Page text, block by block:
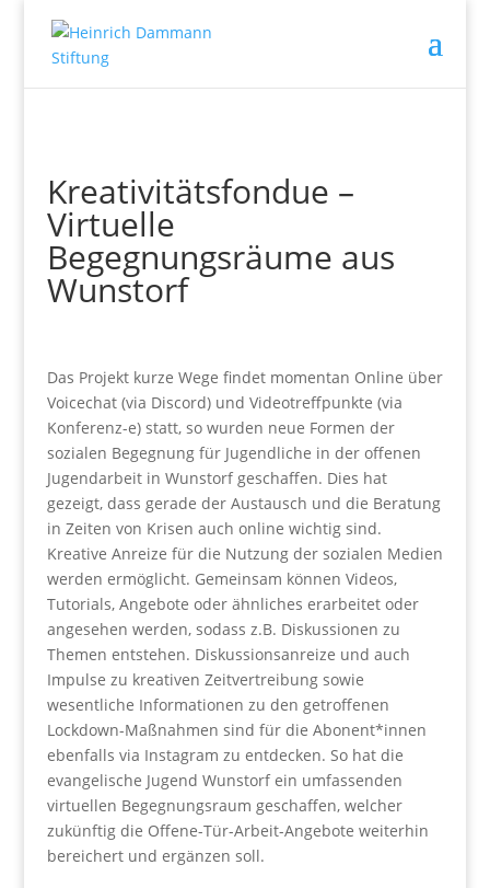
Kreativitätsfondue –
Virtuelle
Begegnungsräume aus
Wunstorf
Das Projekt kurze Wege findet momentan Online über
Voicechat (via Discord) und Videotreffpunkte (via
Konferenz-e) statt, so wurden neue Formen der
sozialen Begegnung für Jugendliche in der offenen
Jugendarbeit in Wunstorf geschaffen. Dies hat
gezeigt, dass gerade der Austausch und die Beratung
in Zeiten von Krisen auch online wichtig sind.
Kreative Anreize für die Nutzung der sozialen Medien
werden ermöglicht. Gemeinsam können Videos,
Tutorials, Angebote oder ähnliches erarbeitet oder
angesehen werden, sodass z.B. Diskussionen zu
Themen entstehen. Diskussionsanreize und auch
Impulse zu kreativen Zeitvertreibung sowie
wesentliche Informationen zu den getroffenen
Lockdown-Maßnahmen sind für die Abonent*innen
ebenfalls via Instagram zu entdecken. So hat die
evangelische Jugend Wunstorf ein umfassenden
virtuellen Begegnungsraum geschaffen, welcher
zukünftig die Offene-Tür-Arbeit-Angebote weiterhin
bereichert und ergänzen soll.